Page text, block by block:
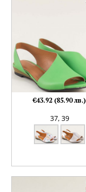
37, 39
€43.92 (85.90 лв.)